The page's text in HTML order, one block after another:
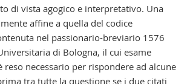
di vista agogico e interpretativo. Una
affine a quella del codice
nel passionario-breviario 1576
di Bologna, il cui esame
necessario per rispondere ad alcune
tra tutte la questione se i due citati